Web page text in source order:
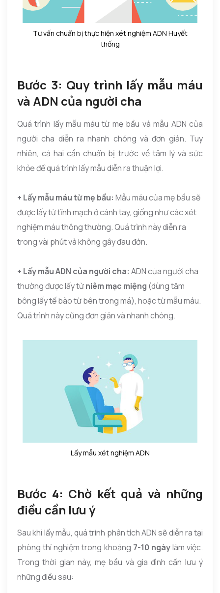
Tư vấn chuẩn bị thực hiện xét nghiệm ADN Huyết
thống
Bước 3: Quy trình lấy mẫu máu
và ADN của người cha
Quá trình lấy mẫu máu từ mẹ bầu và mẫu ADN của
người cha diễn ra nhanh chóng và đơn giản. Tuy
nhiên, cả hai cần chuẩn bị trước về tâm lý và sức
khỏe để quá trình lấy mẫu diễn ra thuận lợi.
+ Lấy mẫu máu từ mẹ bầu: Mẫu máu của mẹ bầu sẽ
được lấy từ tĩnh mạch ở cánh tay, giống như các xét
nghiệm máu thông thường. Quá trình này diễn ra
trong vài phút và không gây đau đớn.
+ Lấy mẫu ADN của người cha: ADN của người cha
thường được lấy từniêm mạc miệng (dùng tăm
bông lấy tế bào từ bên trong má), hoặc từ mẫu máu.
Quá trình này cũng đơn giản và nhanh chóng.
Lấy mẫu xét nghiệm ADN
Bước 4: Chờ kết quả và những
điều cần lưu ý
Sau khi lấy mẫu, quá trình phân tích ADN sẽ diễn ra tại
phòng thí nghiệm trong khoảng 7-10 ngàylàm việc.
Trong thời gian này, mẹ bầu và gia đình cần lưu ý
những điều sau: